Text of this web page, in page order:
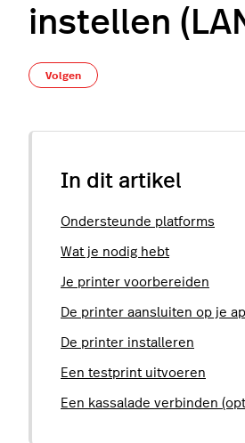
instellen
Volgen
In dit artikel
Ondersteunde platforms
Wat je nodig hebt
Je printer voorbereiden
De printer aansluiten op je
De printer installeren
Een testprint uitvoeren
Een kassalade verbinden